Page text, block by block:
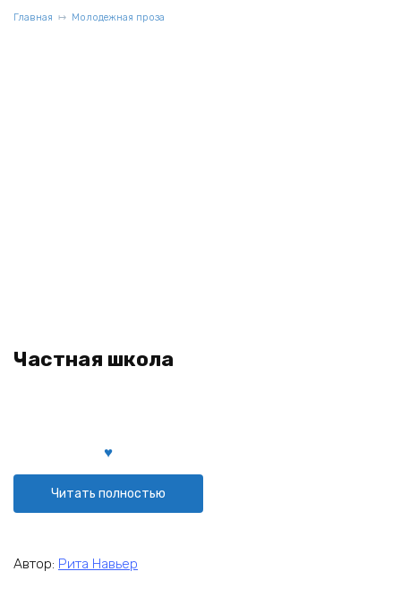
Главная Молодежная проза
Частная школа
Читать полностью
Автор: Рита Навьер